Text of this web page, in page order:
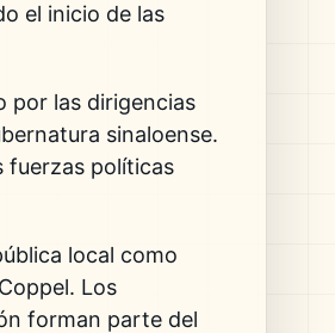
el inicio de las
por las dirigencias
sinaloense.
fuerzas políticas
local como
Los
forman parte del